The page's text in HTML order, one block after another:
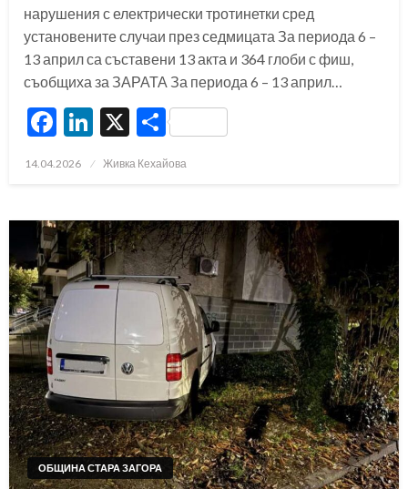
нарушения с електрически тротинетки сред
установените случаи през седмицата За периода 6 –
13 април са съставени 13 акта и 364 глоби с фиш,
съобщиха за ЗАРАТА За периода 6 – 13 април…
Facebook
LinkedIn
X Share
Posted
14.04.2026 Живка Кехайова
ОБЩИНА СТАРА ЗАГОРА